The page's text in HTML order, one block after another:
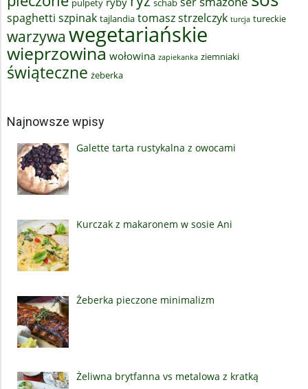
pulpety schab
spaghetti szpinak tajlandia tomasz strzelczyk turcja tureckie
warzywa wegetariańskie
wieprzowina wołowina zapiekanka ziemniaki
świąteczne żeberka
Najnowsze wpisy
Galette tarta rustykalna z owocami
Kurczak z makaronem w sosie Ani
Żeberka pieczone minimalizm
Żeliwna brytfanna vs metalowa z kratką